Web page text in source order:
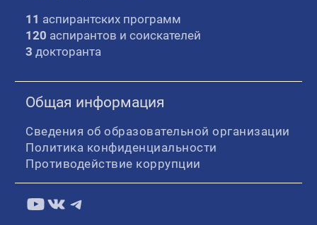
11 аспирантских программ
120 аспирантов и соискателей
3 докторанта
Общая информация
Сведения об образовательной организации
Политика конфиденциальности
Противодействие коррупции
YouTube
ВКонтакте
Telegram